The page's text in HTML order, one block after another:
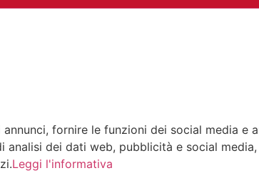
fornire le funzioni dei social media
dei dati web, pubblicità e social
Leggi l'informativa